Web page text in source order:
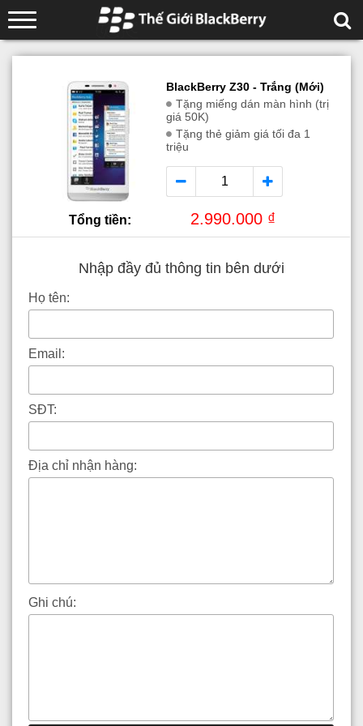
BlackBerry Z30 - Trắng (Mới)
Tặng miếng dán màn hình (trị
giá 50K)
Tặng thẻ giảm giá tối đa 1
triệu
Tổng tiền: 2.990.000 ₫
Nhập đầy đủ thông tin bên dưới
Họ tên:
Email:
SĐT:
Địa chỉ nhận hàng:
Ghi chú: